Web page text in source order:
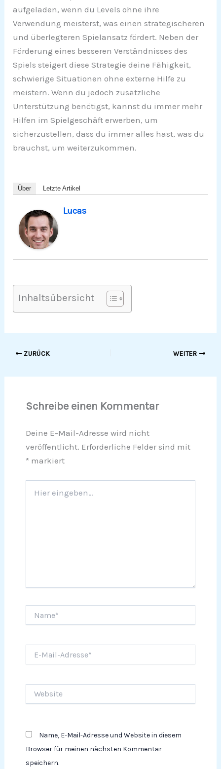
aufgeladen, wenn du Levels ohne ihre
Verwendung meisterst, was einen strategischeren
und überlegteren Spielansatz fördert. Neben der
Förderung eines besseren Verständnisses des
Spiels steigert diese Strategie deine Fähigkeit,
schwierige Situationen ohne externe Hilfe zu
meistern. Wenn du jedoch zusätzliche
Unterstützung benötigst, kannst du immer mehr
Hilfen im Spielgeschäft erwerben, um
sicherzustellen, dass du immer alles hast, was du
brauchst, um weiterzukommen.
Über Letzte Artikel
Lucas
Inhaltsübersicht
ZURÜCK WEITER
Schreibe einen Kommentar
Deine E-Mail-Adresse wird nicht
veröffentlicht. Erforderliche Felder sind mit
* markiert
eingeben…
Mail-
Name, E-Mail-Adresse und Website in diesem
Browser für meinen nächsten Kommentar
speichern.